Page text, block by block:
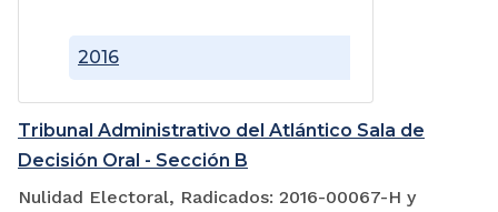
2016
Tribunal Administrativo del Atlántico Sala de
Decisión Oral - Sección B
Nulidad Electoral, Radicados: 2016-00067-H y